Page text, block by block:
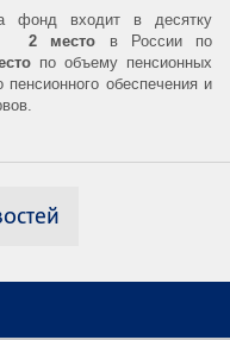
фонд входит в десятку
2 место в России по
по объему пенсионных
обеспечения и